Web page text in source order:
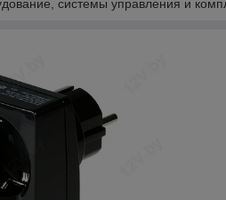
системы управления и